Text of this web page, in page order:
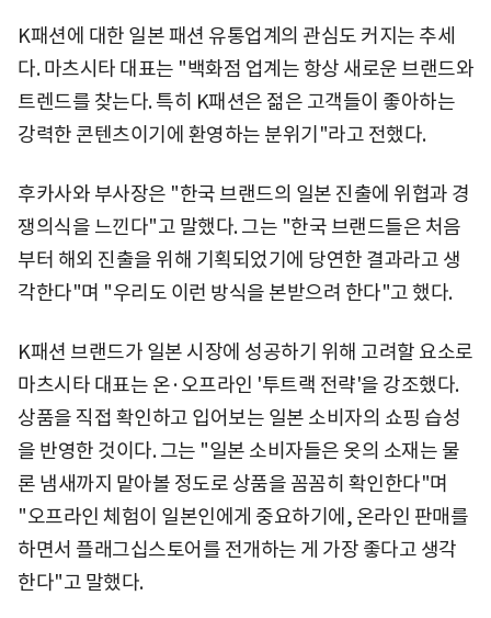
K패션에 대한 일본 패션 유통업계의 관심도 커지는 추세
다. 마츠시타 대표는 "백화점 업계는 항상 새로운 브랜드와
트렌드를 찾는다. 특히 K패션은 젊은 고객들이 좋아하는
강력한 콘텐츠이기에 환영하는 분위기"라고 전했다.
후카사와 부사장은 "한국 브랜드의 일본 진출에 위협과 경
쟁의식을 느낀다"고 말했다. 그는 "한국 브랜드들은 처음
부터 해외 진출을 위해 기획되었기에 당연한 결과라고 생
각한다"며 "우리도 이런 방식을 본받으려 한다"고 했다.
K패션 브랜드가 일본 시장에 성공하기 위해 고려할 요소로
마츠시타 대표는 온·오프라인 '투트랙 전략'을 강조했다.
상품을 직접 확인하고 입어보는 일본 소비자의 쇼핑 습성
을 반영한 것이다. 그는 "일본 소비자들은 옷의 소재는 물
론 냄새까지 맡아볼 정도로 상품을 꼼꼼히 확인한다"며
"오프라인 체험이 일본인에게 중요하기에, 온라인 판매를
하면서 플래그십스토어를 전개하는 게 가장 좋다고 생각
한다"고 말했다.